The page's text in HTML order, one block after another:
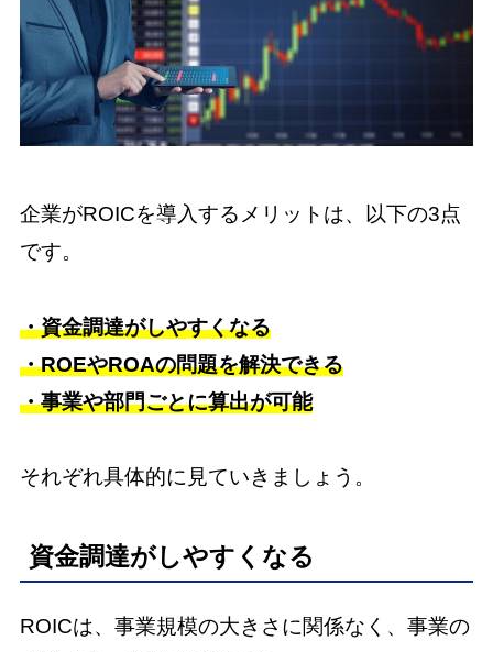
企業がROICを導入するメリットは、以下の3点
です。
・資金調達がしやすくなる
・ROEやROAの問題を解決できる
・事業や部門ごとに算出が可能
それぞれ具体的に見ていきましょう。
資金調達がしやすくなる
ROICは、事業規模の大きさに関係なく、事業の